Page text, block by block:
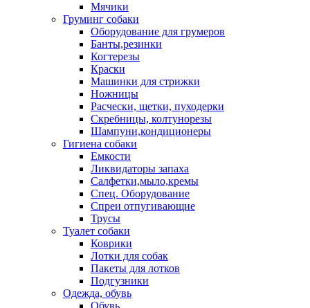
Мячики
Груминг собаки
Оборудование для грумеров
Банты,резинки
Когтерезы
Краски
Машинки для стрижки
Ножницы
Расчески, щетки, пуходерки
Скребницы, колтунорезы
Шампуни,кондиционеры
Гигиена собаки
Емкости
Ликвидаторы запаха
Салфетки,мыло,кремы
Спец. Оборудование
Спреи отпугивающие
Трусы
Туалет собаки
Коврики
Лотки для собак
Пакеты для лотков
Подгузники
Одежда, обувь
Обувь